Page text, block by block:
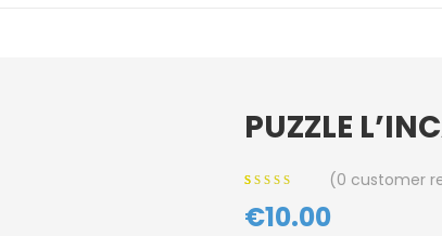
PUZZLE
0out of
5
based on
0
(0 customer
€10.00